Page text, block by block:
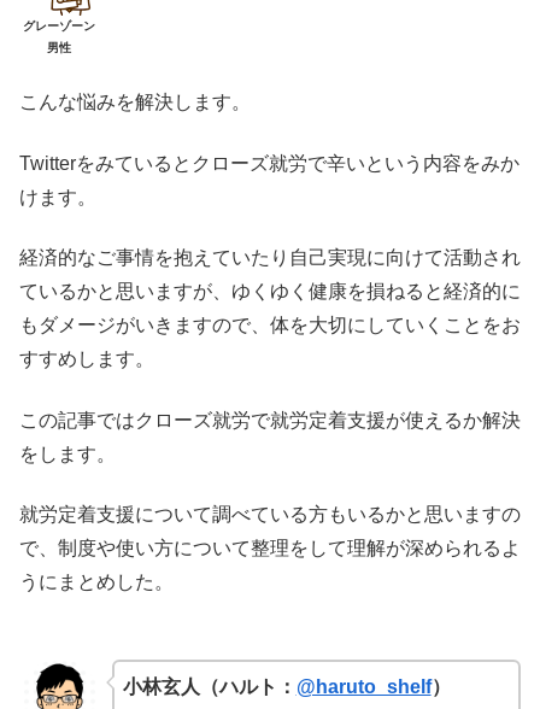
グレーゾーン
男性
こんな悩みを解決します。
Twitterをみているとクローズ就労で辛いという内容をみか
けます。
経済的なご事情を抱えていたり自己実現に向けて活動され
ているかと思いますが、ゆくゆく健康を損ねると経済的に
もダメージがいきますので、体を大切にしていくことをお
すすめします。
この記事ではクローズ就労で就労定着支援が使えるか解決
をします。
就労定着支援について調べている方もいるかと思いますの
で、制度や使い方について整理をして理解が深められるよ
うにまとめした。
小林玄人（ハルト： @haruto_shelf）